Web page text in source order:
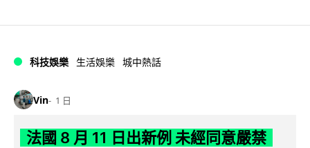
科技娛樂 生活娛樂 城中熱話
Vin 1 日
法國 8 月 11 日出新例 未經同意嚴禁